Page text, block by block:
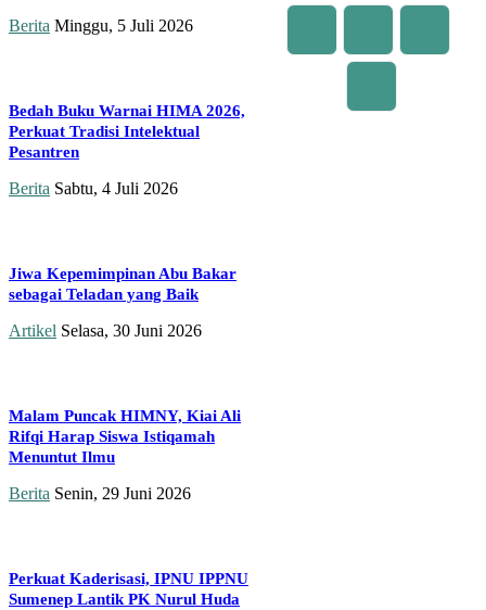
Berita Minggu, 5 Juli 2026
Bedah Buku Warnai HIMA 2026,
Perkuat Tradisi Intelektual
Pesantren
Berita Sabtu, 4 Juli 2026
Jiwa Kepemimpinan Abu Bakar
sebagai Teladan yang Baik
Artikel Selasa, 30 Juni 2026
Malam Puncak HIMNY, Kiai Ali
Rifqi Harap Siswa Istiqamah
Menuntut Ilmu
Berita Senin, 29 Juni 2026
Perkuat Kaderisasi, IPNU IPPNU
Sumenep Lantik PK Nurul Huda